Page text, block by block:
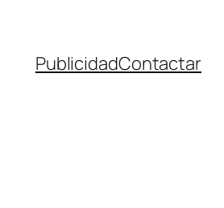
PublicidadContactar